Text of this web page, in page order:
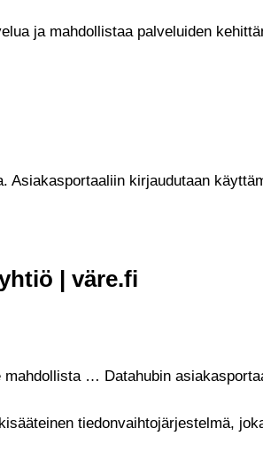
ja mahdollistaa palveluiden
kirjaudutaan
| väre.fi
… Datahubin
tiedonvaihtojärjestelmä,